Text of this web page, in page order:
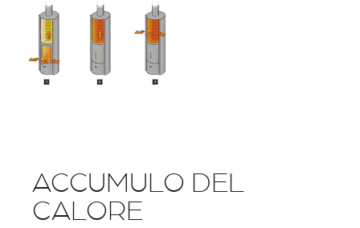
ACCUMULO DEL
CALORE